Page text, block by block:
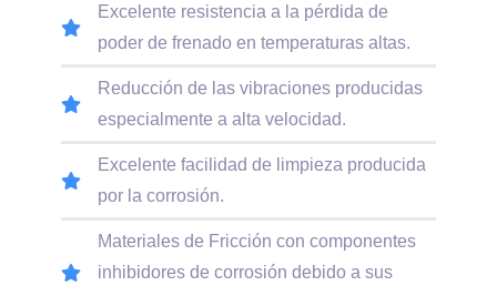
Excelente resistencia a la pérdida de
poder de frenado en temperaturas altas.
Reducción de las vibraciones producidas
especialmente a alta velocidad.
Excelente facilidad de limpieza producida
por la corrosión.
Materiales de Fricción con componentes
inhibidores de corrosión debido a sus